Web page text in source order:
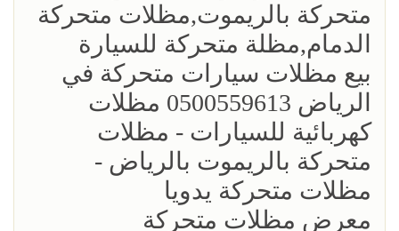
متحركة بالريموت,مظلات متحركة
الدمام,مظلة متحركة للسيارة
بيع مظلات سيارات متحركة في
الرياض 0500559613 مظلات
كهربائية للسيارات - مظلات
متحركة بالريموت بالرياض -
مظلات متحركة يدويا
معرض مظلات متحركة